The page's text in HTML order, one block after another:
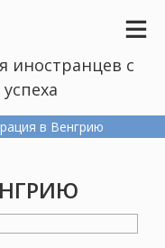
иностранцев с
в Венгрию